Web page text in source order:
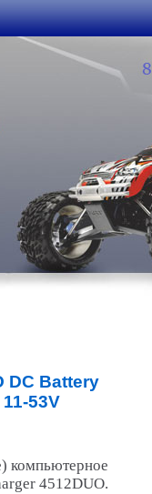
DC Battery
53V
компьютерное
4512DUO.